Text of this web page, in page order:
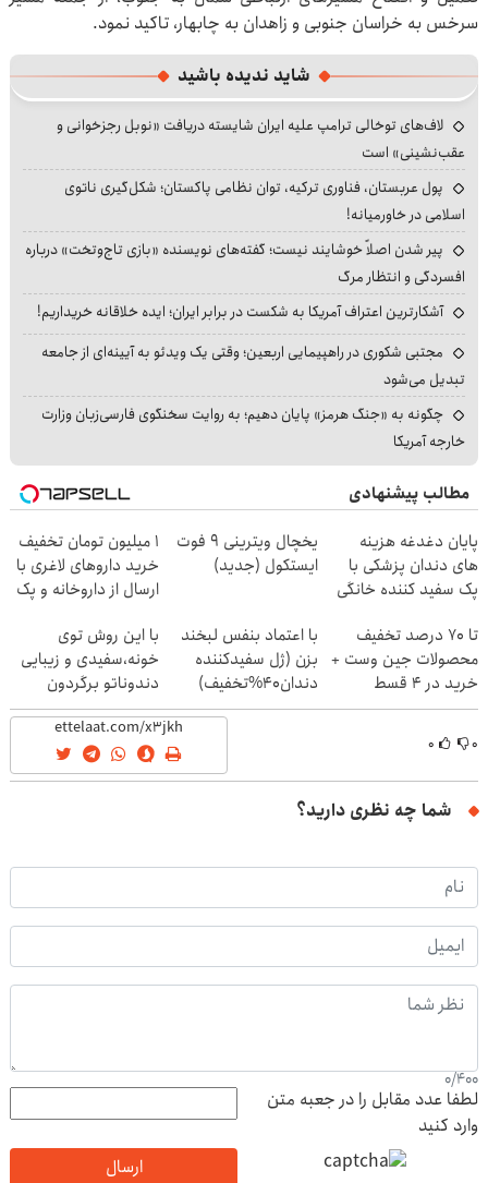
سرخس به خراسان جنوبی و زاهدان به چابهار، تاکید نمود.
شاید ندیده باشید
لاف‌های توخالی ترامپ علیه ایران شایسته دریافت «نوبل رجزخوانی و
عقب‌نشینی» است
پول عربستان، فناوری ترکیه، توان نظامی پاکستان؛ شکل‌گیری ناتوی
اسلامی در خاورمیانه!
پیر شدن اصلاً خوشایند نیست؛ گفته‌های نویسنده «بازی تاج‌وتخت» درباره
افسردگی و انتظار مرگ
آشکارترین اعتراف آمریکا به شکست در برابر ایران؛ ایده خلاقانه خریداریم!
مجتبی شکوری در راهپیمایی اربعین؛ وقتی یک ویدئو به آیینه‌ای از جامعه
تبدیل می‌شود
چگونه به «جنگ هرمز» پایان دهیم؛ به روایت سخنگوی فارسی‌زبان وزارت
خارجه آمریکا
مطالب پیشنهادی
پایان دغدغه هزینه
های دندان پزشکی با
پک سفید کننده خانگی
یخچال ویترینی 9 فوت
ایستکول (جدید)
1 میلیون تومان تخفیف
خرید داروهای لاغری با
ارسال از داروخانه و پک
تا 70 درصد تخفیف
محصولات جین وست +
خرید در 4 قسط
با اعتماد بنفس لبخند
بزن (ژل سفیدکننده
دندان40%تخفیف)
با این روش توی
خونه،سفیدی و زیبایی
دندوناتو برگردون
(40%off)
۰ ۰
شما چه نظری دارید؟
0/400
لطفا عدد مقابل را در جعبه متن
وارد کنید
ارسال